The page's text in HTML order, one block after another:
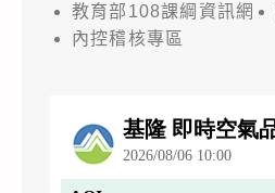
教育部108課綱資訊網
內控稽核專區